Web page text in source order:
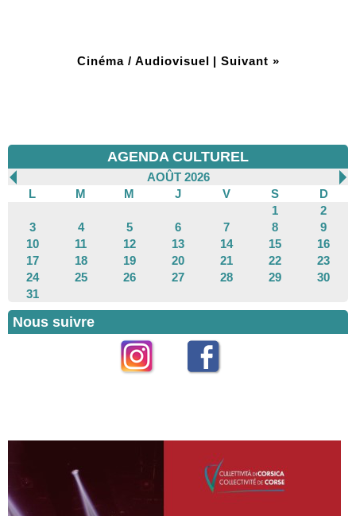
Cinéma / Audiovisuel | Suivant »
AGENDA CULTUREL
AOÛT 2026
L
M M J V S
D
1
2
3
4 5 6 7 8
9
10
11 12 13 14 15
16
17
18 19 20 21 22
23
24
25 26 27 28 29
30
31
Nous suivre